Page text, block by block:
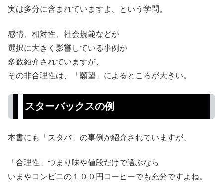
実は多分に含まれていますよ、という学問。
感情、相対性、社会規範などが
選択に大きく影響している事例が
多数紹介されていますが、
その非合理性は、「願望」によるところが大きい。
スターバックスの例
本書にも「スタバ」の事例が紹介されていますが、
「合理性」つまり味や値段だけで選ぶなら
いまやコンビニの１００円コーヒーでも充分ですよね。